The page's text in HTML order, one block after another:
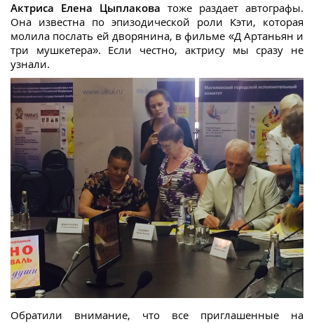
Актриса Елена Цыплакова тоже раздает автографы.
Она известна по эпизодической роли Кэти, которая
молила послать ей дворянина, в фильме «Д Артаньян и
три мушкетера». Если честно, актрису мы сразу не
узнали.
Обратили внимание, что все приглашенные на